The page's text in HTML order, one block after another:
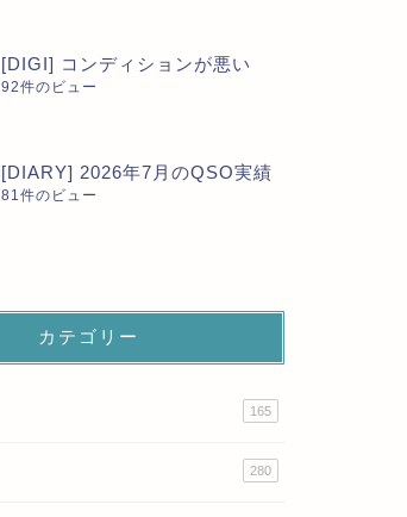
[DIGI] コンディションが悪い
92件のビュー
[DIARY] 2026年7月のQSO実績
81件のビュー
カテゴリー
165
280